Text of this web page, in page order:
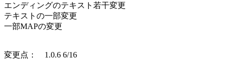
エンディングのテキスト若干変更
テキストの一部変更
一部MAPの変更
変更点： 1.0.6 6/16